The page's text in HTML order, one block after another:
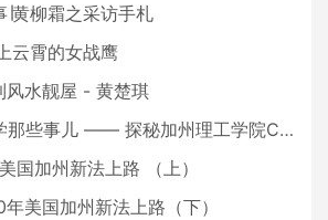
∣黄柳霜之采访手札
云霄的女战鹰
风水靓屋 - 黄楚琪
些事儿 —— 探秘加州理工学院Caltech博士生活 [上集]
国加州新法上路 （上）
美国加州新法上路（下）